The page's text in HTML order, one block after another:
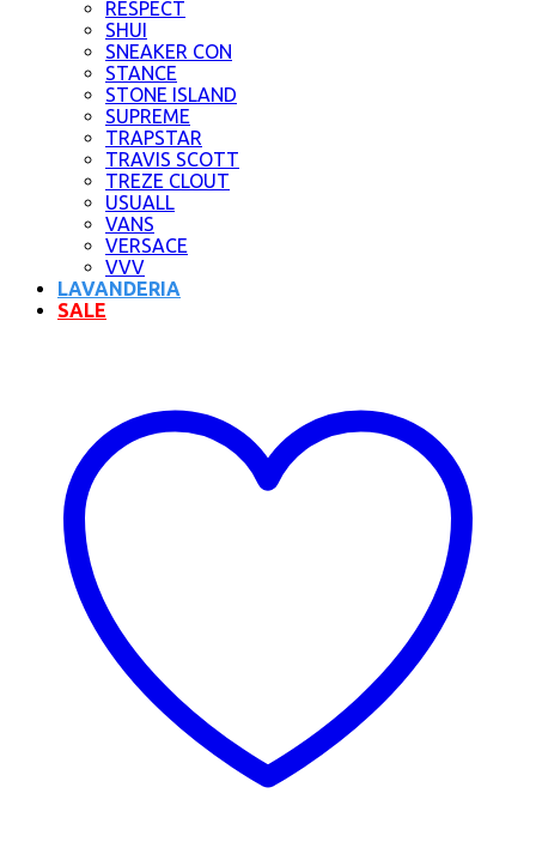
RESPECT
SHUI
SNEAKER CON
STANCE
STONE ISLAND
SUPREME
TRAPSTAR
TRAVIS SCOTT
TREZE CLOUT
USUALL
VANS
VERSACE
VVV
LAVANDERIA
SALE